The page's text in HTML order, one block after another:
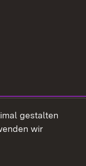
gestalten
wir